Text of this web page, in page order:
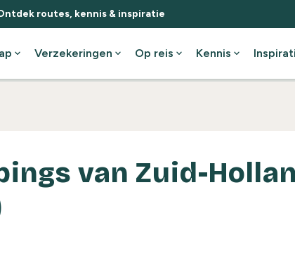
routes, kennis & inspiratie
expand_more Verzekeringen expand_more Op reis expand_more Kennis expand_more
van Zuid-